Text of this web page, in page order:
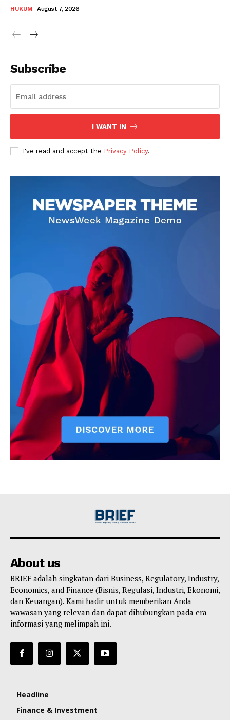
HUKUM August 7, 2026
Subscribe
I WANT IN
I've read and accept the Privacy Policy.
About us
BRIEF adalah singkatan dari Business, Regulatory, Industry,
Economics, and Finance (Bisnis, Regulasi, Industri, Ekonomi,
dan Keuangan). Kami hadir untuk memberikan Anda
wawasan yang relevan dan dapat dihubungkan pada era
informasi yang melimpah ini.
Headline
Finance & Investment